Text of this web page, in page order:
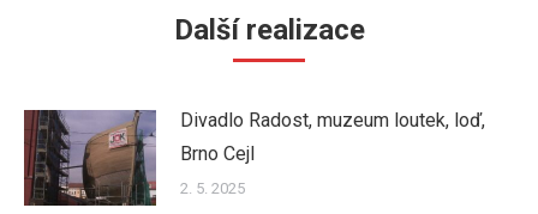
Další realizace
Divadlo Radost, muzeum loutek, loď,
Brno Cejl
2. 5. 2025